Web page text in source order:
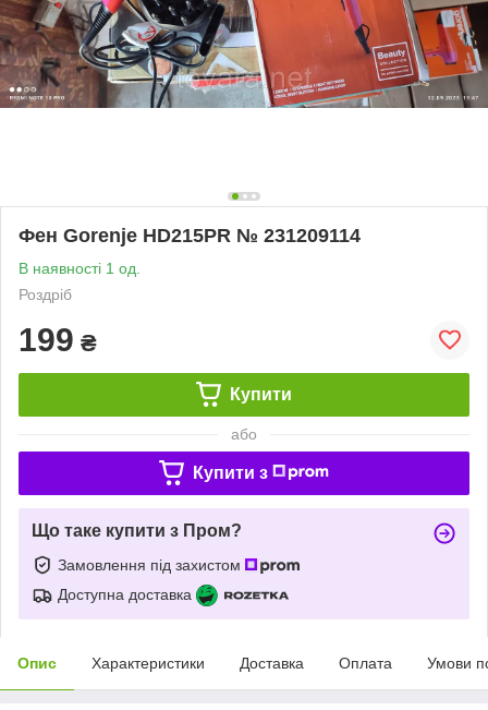
Фен Gorenje HD215PR № 231209114
В наявності 1 од.
Роздріб
199 ₴
Купити
або
Купити з
Що таке купити з Пром?
Замовлення під захистом
Доступна доставка
Опис Характеристики Доставка Оплата Умови